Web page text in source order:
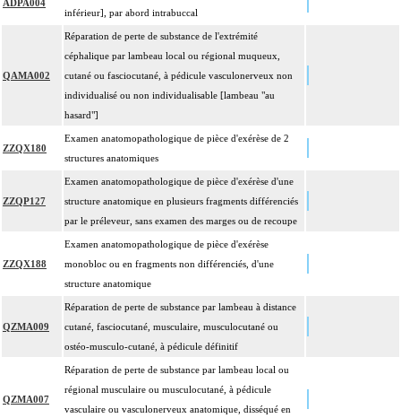
ADPA004
inférieur], par abord intrabuccal
QAMA002
Réparation de perte de substance de l'extrémité
céphalique par lambeau local ou régional muqueux,
cutané ou fasciocutané, à pédicule vasculonerveux non
individualisé ou non individualisable [lambeau "au
hasard"]
ZZQX180
Examen anatomopathologique de pièce d'exérèse de 2
structures anatomiques
ZZQP127
Examen anatomopathologique de pièce d'exérèse d'une
structure anatomique en plusieurs fragments différenciés
par le préleveur, sans examen des marges ou de recoupe
ZZQX188
Examen anatomopathologique de pièce d'exérèse
monobloc ou en fragments non différenciés, d'une
structure anatomique
QZMA009
Réparation de perte de substance par lambeau à distance
cutané, fasciocutané, musculaire, musculocutané ou
ostéo-musculo-cutané, à pédicule définitif
QZMA007
Réparation de perte de substance par lambeau local ou
régional musculaire ou musculocutané, à pédicule
vasculaire ou vasculonerveux anatomique, disséqué en